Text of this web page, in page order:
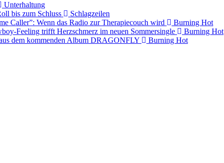
Unterhaltung
bis zum Schluss
Schlagzeilen
Caller”: Wenn das Radio zur Therapiecouch wird
Burning Hot
Feeling trifft Herzschmerz im neuen Sommersingle
Burning Hot
dem kommenden Album DRAGONFLY
Burning Hot